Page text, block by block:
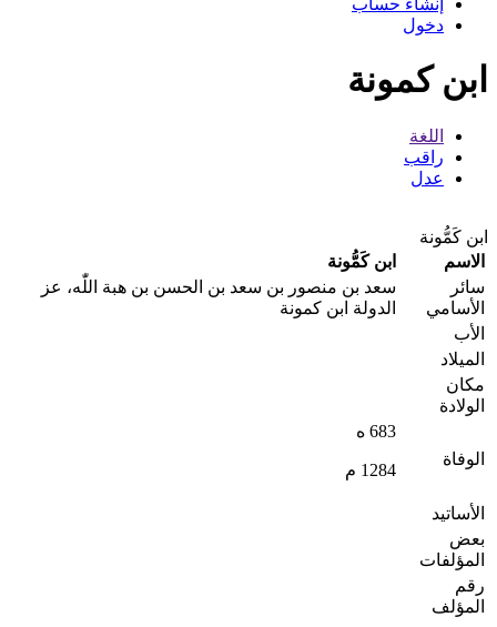
إنشاء حساب
دخول
ابن كمونة
اللغة
راقب
عدل
ابن كَمُّونة
الاسم
ابن كَمُّونة
سائر
الأسامي
سعد بن منصور بن سعد بن الحسن بن هبة اللّٰه، عز
الدولة ابن كمونة
الأب
المیلاد
مکان
الولادة
الوفاة
683 ه
1284 م
الأساتید
بعض
المؤلفات
رقم
المؤلف